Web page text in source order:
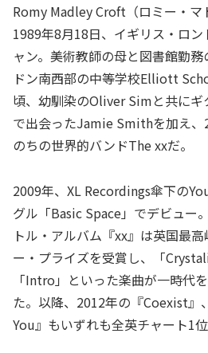
Romy Madley Croft（ロミー・マ
1989年8月18日、イギリス・ロ
ャン。美術教師の母と図書館勤
ドン南西部の中等学校Elliott
頃、幼馴染のOliver Simと共にギ
で出会ったJamie Smithを加え、
のちの世界的バンドThe xxだ。
2009年、XL Recordings傘下の
グル「Basic Space」でデビュー
トル・アルバム『xx』は英国最
ー・プライズを受賞し、「
「Intro」といった楽曲が一時代
た。以降、2012年の『Coexist』
You』もいずれも全英チャート1位